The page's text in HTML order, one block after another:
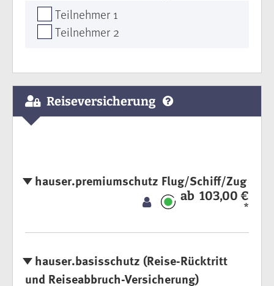
Teilnehmer 1
Teilnehmer 2
Reiseversicherung
hauser.premiumschutz Flug/Schiff/Zug
ab 103,00 €
*
hauser.basisschutz (Reise-Rücktritt
und Reiseabbruch-Versicherung)